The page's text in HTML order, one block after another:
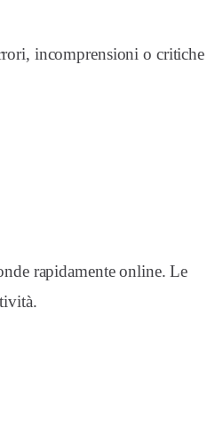
incomprensioni o critiche
rapidamente online. Le